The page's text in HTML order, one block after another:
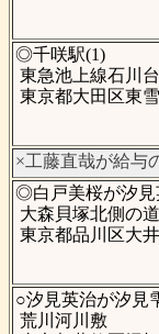
◎千咲駅(1)
東急池上線石川
東京都大田区東
×工藤直哉が給与
◎白戸美桜が汐見
大森貝塚北側の道
東京都品川区大
○汐見英治が汐見
荒川河川敷